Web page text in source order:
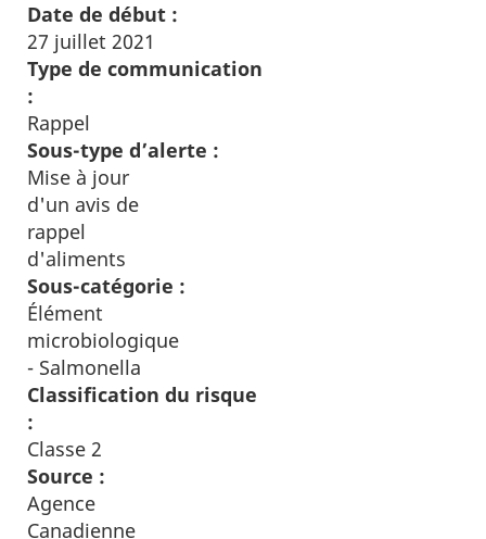
Date de début :
27 juillet 2021
Type de communication
:
Rappel
Sous-type d’alerte :
Mise à jour
d'un avis de
rappel
d'aliments
Sous-catégorie :
Élément
microbiologique
- Salmonella
Classification du risque
:
Classe 2
Source :
Agence
Canadienne